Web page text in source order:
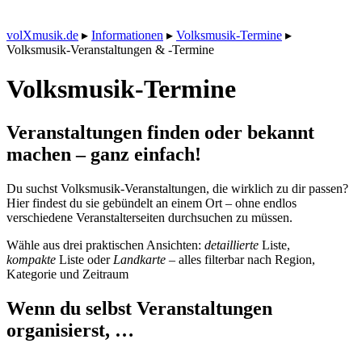
volXmusik.de ▸ Informationen ▸ Volksmusik-Termine ▸
Volksmusik-Veranstaltungen & -Termine
Volksmusik-Termine
Veranstaltungen finden oder bekannt
machen – ganz einfach!
Du suchst Volksmusik-Veranstaltungen, die wirklich zu dir passen?
Hier findest du sie gebündelt an einem Ort – ohne endlos
verschiedene Veranstalterseiten durchsuchen zu müssen.
Wähle aus drei praktischen Ansichten: detaillierte Liste,
kompakte Liste oder Landkarte – alles filterbar nach Region,
Kategorie und Zeitraum
Wenn du selbst Veranstaltungen
organisierst, …